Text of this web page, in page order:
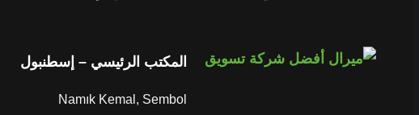
المكتب الرئيسي – إسطنبول
Namık Kemal, Sembol